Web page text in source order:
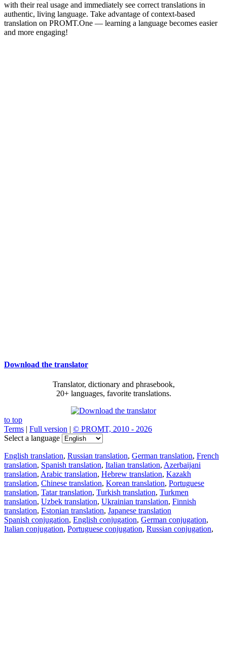
with their real usage and immediately see correct translations in
authentic, living language. Take advantage of context-based
translation on PROMT.One — learning a language becomes easier
and more engaging!
Download the translator
Translator, dictionary and phrasebook,
20+ languages, favorite translations.
to top
Terms | Full version | © PROMT, 2010 - 2026
Select a language
English translation, Russian translation, German translation, French
translation, Spanish translation, Italian translation, Azerbaijani
translation, Arabic translation, Hebrew translation, Kazakh
translation, Chinese translation, Korean translation, Portuguese
translation, Tatar translation, Turkish translation, Turkmen
translation, Uzbek translation, Ukrainian translation, Finnish
translation, Estonian translation, Japanese translation
Spanish conjugation, English conjugation, German conjugation,
Italian conjugation, Portuguese conjugation, Russian conjugation,